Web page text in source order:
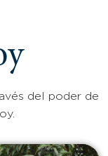
del poder de